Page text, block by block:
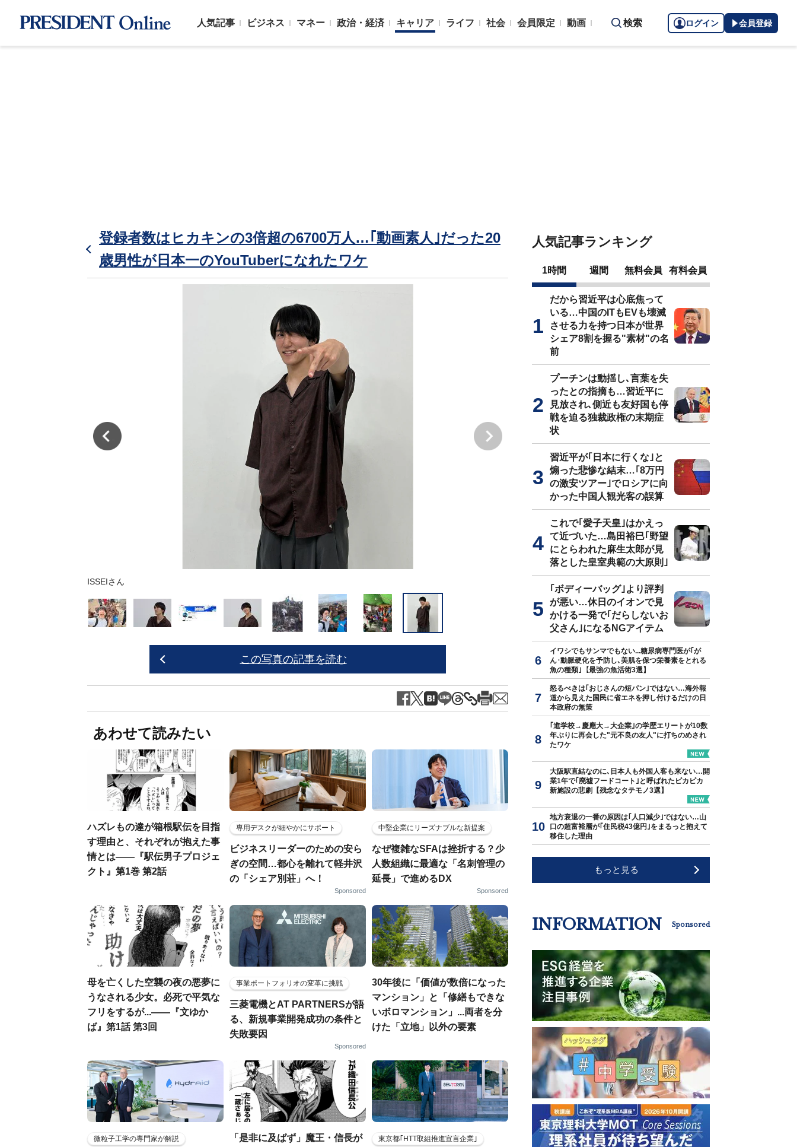
人気記事 ビジネス マネー 政治・経済 キャリア ライフ 社会 会員限定 動画 検索 ログイン 会員登録
登録者数はヒカキンの3倍超の6700万人…｢動画素人｣だった20
歳男性が日本一のYouTuberになれたワケ
ISSEIさん
この写真の記事を読む
あわせて読みたい
ハズレもの達が箱根駅伝を目指
す理由と、それぞれが抱えた事
情とは――『駅伝男子プロジェ
クト』第1巻 第2話
専用デスクが細やかにサポート
ビジネスリーダーのための安ら
ぎの空間…都心を離れて軽井沢
の「シェア別荘」へ！
Sponsored
中堅企業にリーズナブルな新提案
なぜ複雑なSFAは挫折する？少
人数組織に最適な「名刺管理の
延長」で進めるDX
Sponsored
母を亡くした空襲の夜の悪夢に
うなされる少女。必死で平気な
フリをするが...――『文ゆか
ば』第1話 第3回
事業ポートフォリオの変革に挑戦
三菱電機とAT PARTNERSが語
る、新規事業開発成功の条件と
失敗要因
Sponsored
30年後に「価値が数倍になった
マンション」と「修繕もできな
いボロマンション」...両者を分
けた「立地」以外の要素
微粒子工学の専門家が解説
「是非に及ばず」魔王・信長が
東京都｢HTT取組推進宣言企業｣
人気記事ランキング
1時間 週間 無料会員 有料会員
だから習近平は心底焦って
いる…中国のITもEVも壊滅
させる力を持つ日本が世界
シェア8割を握る"素材"の名
前
プーチンは動揺し､言葉を失
ったとの指摘も…習近平に
見放され､側近も友好国も停
戦を迫る独裁政権の末期症
状
習近平が｢日本に行くな｣と
煽った悲惨な結末…｢8万円
の激安ツアー｣でロシアに向
かった中国人観光客の誤算
これで｢愛子天皇｣はかえっ
て近づいた…島田裕巳｢野望
にとらわれた麻生太郎が見
落とした皇室典範の大原則｣
｢ボディーバッグ｣より評判
が悪い…休日のイオンで見
かける一発で｢だらしないお
父さん｣になるNGアイテム
イワシでもサンマでもない...糖尿病専門医が｢が
ん･動脈硬化を予防し､美肌を保つ栄養素をとれる
魚の種類｣【最強の魚活術3選】
怒るべきは｢おじさんの短パン｣ではない…海外報
道から見えた国民に省エネを押し付けるだけの日
本政府の無策
｢進学校→慶應大→大企業｣の学歴エリートが10数
年ぶりに再会した"元不良の友人"に打ちのめされ
たワケ
大阪駅直結なのに､日本人も外国人客も来ない…開
業1年で｢廃墟フードコート｣と呼ばれたピカピカ
新施設の悲劇【残念なタテモノ3選】
地方衰退の一番の原因は｢人口減少｣ではない…山
口の超富裕層が｢住民税43億円｣をまるっと抱えて
移住した理由
もっと見る
INFORMATION Sponsored